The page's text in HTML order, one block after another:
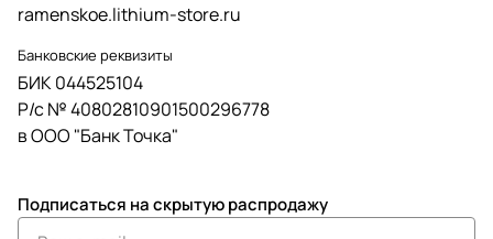
ramenskoe.lithium-store.ru
Банковские реквизиты
БИК 044525104
Р/с № 40802810901500296778
в ООО "Банк Точка"
Подписаться на скрытую распродажу